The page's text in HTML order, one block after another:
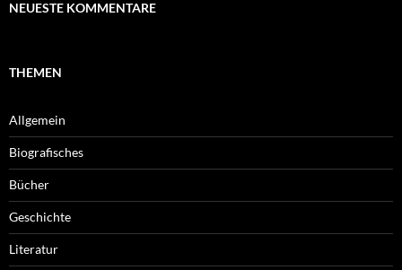
NEUESTE KOMMENTARE
THEMEN
Allgemein
Biografisches
Bücher
Geschichte
Literatur